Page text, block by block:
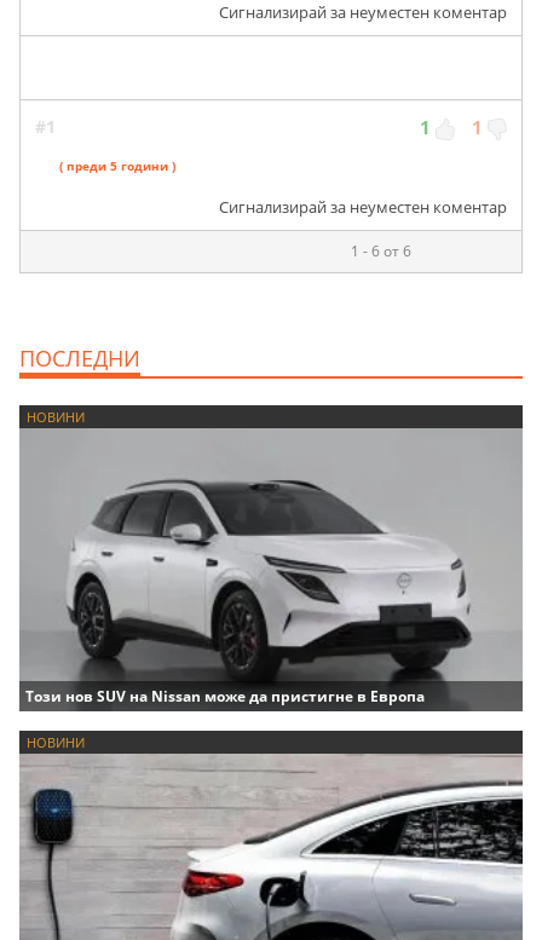
Сигнализирай за неуместен коментар
#1 1 1
( преди 5 години )
Сигнализирай за неуместен коментар
1 - 6 от 6
ПОСЛЕДНИ
НОВИНИ
Този нов SUV на Nissan може да пристигне в Европа
НОВИНИ